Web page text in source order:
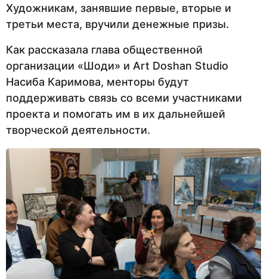
Художникам, занявшие первые, вторые и
третьи места, вручили денежные призы.
Как рассказала глава общественной
организации «Шоди» и Art Doshan Studio
Насиба Каримова, менторы будут
поддерживать связь со всеми участниками
проекта и помогать им в их дальнейшей
творческой деятельности.